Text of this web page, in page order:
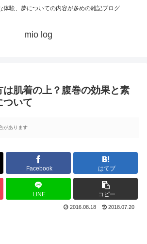
体験、夢についての内容が多めの雑記ブログ
mio log
は肌着の上？腹巻の効果と素
ついて
があります
Facebook はてブ
LINE コピー
2016.08.18 2018.07.20